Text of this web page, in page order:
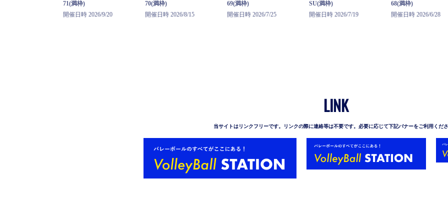
71(満枠)
開催日時 2026/9/20
70(満枠)
開催日時 2026/8/15
69(満枠)
開催日時 2026/7/25
SU(満枠)
開催日時 2026/7/19
68(満枠)
開催日時 2026/6/28
LINK
当サイトはリンクフリーです。リンクの際に連絡等は不要です。必要に応じて下記バナーをご利用くだ